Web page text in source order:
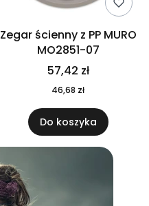
Zegar ścienny z PP MURO
MO2851-07
57,42 zł
46,68 zł
Do koszyka